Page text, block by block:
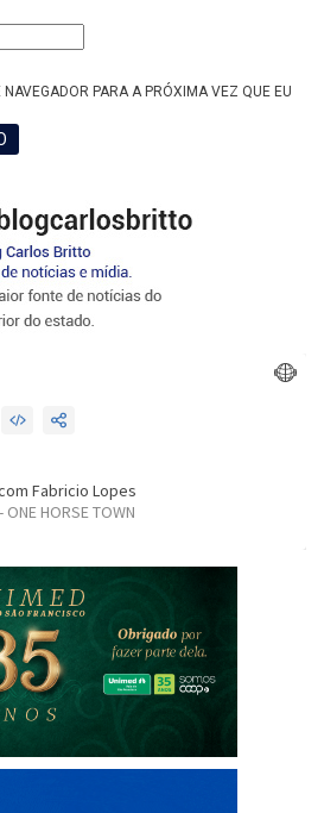
PARA A PRÓXIMA VEZ QUE EU